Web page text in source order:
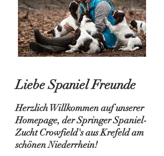
Liebe Spaniel Freunde
Herzlich Willkommen auf unserer
Homepage, der Springer Spaniel-
Zucht Crowfield's aus Krefeld am
schönen Niederrhein!